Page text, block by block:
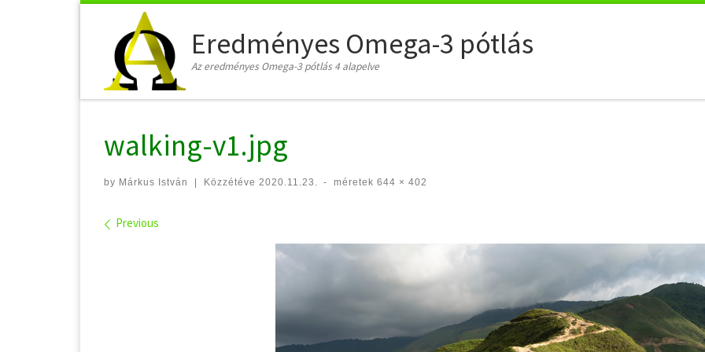
Eredményes Omega-3 pótlás
Az eredményes Omega-3 pótlás 4 alapelve
walking-v1.jpg
by Márkus István Közzétéve 2020.11.23. - méretek 644 × 402
Images navigation
Previous